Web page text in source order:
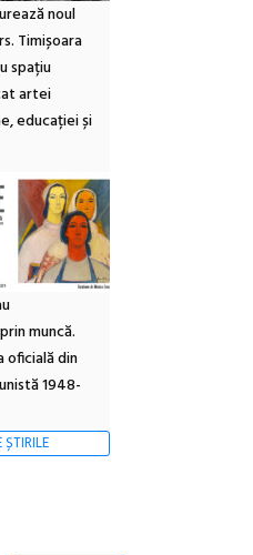
noul
Timișoara
spațiu
artei
educației și
muncă.
oficială din
1948-